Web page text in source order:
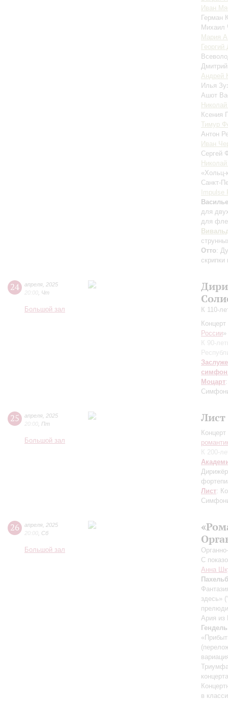
Иван
Герман
Михаил
Мария
Георгий
Андрей
Илья
Ашот
Ксения
Тимур
Антон
Иван
Сергей
«Хольц-
Санкт-
Impulse
для
для
Отто:
24 апреля 2025
20:00 Чт
Большой зал
К 110-
России»
К 90-
Моцарт
25 апреля 2025
20:00 Пт
Большой зал
Лист
К 200-
Лист:
26 апреля 2025
20:00 Сб
Большой зал
С
Анна
здесь»
Ария из
Гендель
в